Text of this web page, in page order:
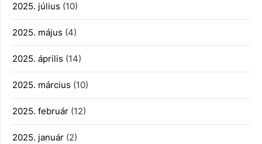
2025. július (10)
2025. május (4)
2025. április (14)
2025. március (10)
2025. február (12)
2025. január (2)